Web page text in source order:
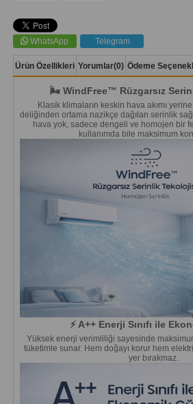
WhatsApp Telegram
Ürün Özellikleri Yorumlar(0) Ödeme
🌬️ WindFree™ Rüzgarsız
Klasik klimaların keskin hava akımı
deliğinden ortama nazikçe dağılan serinlik
hava yok, sadece dengeli ve homojen bir
kullanımda bile maksimum
⚡ A++ Enerji Sınıfı ile
Yüksek enerji verimliliği sayesinde
tüketimle sunar. Hem doğayı korur hem
yer bırakmaz.